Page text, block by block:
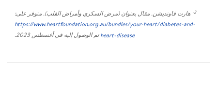
2.
هارت فاونديشن. مقال بعنوان (مرض السكري وأمراض القلب). متوفر على:
https://www.heartfoundation.org.au/bundles/your-heart/diabetes-and-
heart-diseaseتم الوصول إليه في أغسطس 2023.